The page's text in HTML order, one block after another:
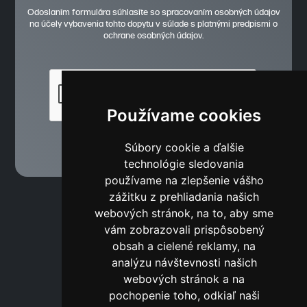
Používame cookies
Súbory cookie a ďalšie
technológie sledovania
používame na zlepšenie vášho
zážitku z prehliadania našich
webových stránok, na to, aby sme
vám zobrazovali prispôsobený
obsah a cielené reklamy, na
analýzu návštevnosti našich
webových stránok a na
pochopenie toho, odkiaľ naši
Odoslaním formulára súhlasíte so spracovaním osobných údajov
na účely vybavenia tohto dopytu v súlade s platnými predpismi o
ochrane osobných údajov.
Zmena jazyka